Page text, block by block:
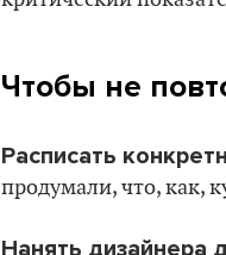
Чтобы не
Расписать
продумали, что, как,
Нанять дизайнера